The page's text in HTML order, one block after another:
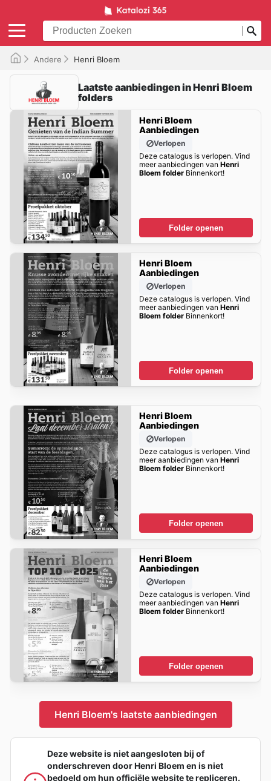
Andere Henri Bloem
Laatste aanbiedingen in Henri Bloem
folders
Henri Bloem
Aanbiedingen
Verlopen
Deze catalogus is verlopen. Vind
meer aanbiedingen van Henri
Bloem folderBinnenkort!
Folder openen
Henri Bloem
Aanbiedingen
Verlopen
Deze catalogus is verlopen. Vind
meer aanbiedingen van Henri
Bloem folderBinnenkort!
Folder openen
Henri Bloem
Aanbiedingen
Verlopen
Deze catalogus is verlopen. Vind
meer aanbiedingen van Henri
Bloem folderBinnenkort!
Folder openen
Henri Bloem
Aanbiedingen
Verlopen
Deze catalogus is verlopen. Vind
meer aanbiedingen van Henri
Bloem folderBinnenkort!
Folder openen
Henri Bloem's laatste aanbiedingen
Deze website is niet aangesloten bij of
onderschreven door Henri Bloem en is niet
bedoeld om hun officiële website te repliceren.